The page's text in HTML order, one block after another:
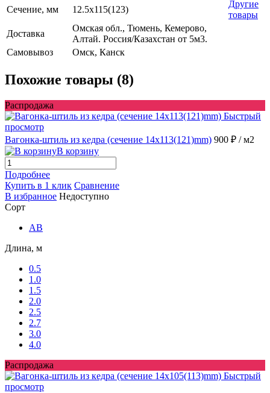
Сечение, мм
12.5x115(123)
Другие
товары
Доставка
Омская обл., Тюмень, Кемерово,
Алтай. Россия/Казахстан от 5м3.
Самовывоз
Омск, Канск
Похожие товары (8)
Распродажа
Быстрый
просмотр
Вагонка-штиль из кедра (сечение 14x113(121)mm) 900 ₽ / м2
В корзину
Подробнее
Купить в 1 клик Сравнение
В избранное Недоступно
Сорт
AB
Длина, м
0.5
1.0
1.5
2.0
2.5
2.7
3.0
4.0
Распродажа
Быстрый
просмотр